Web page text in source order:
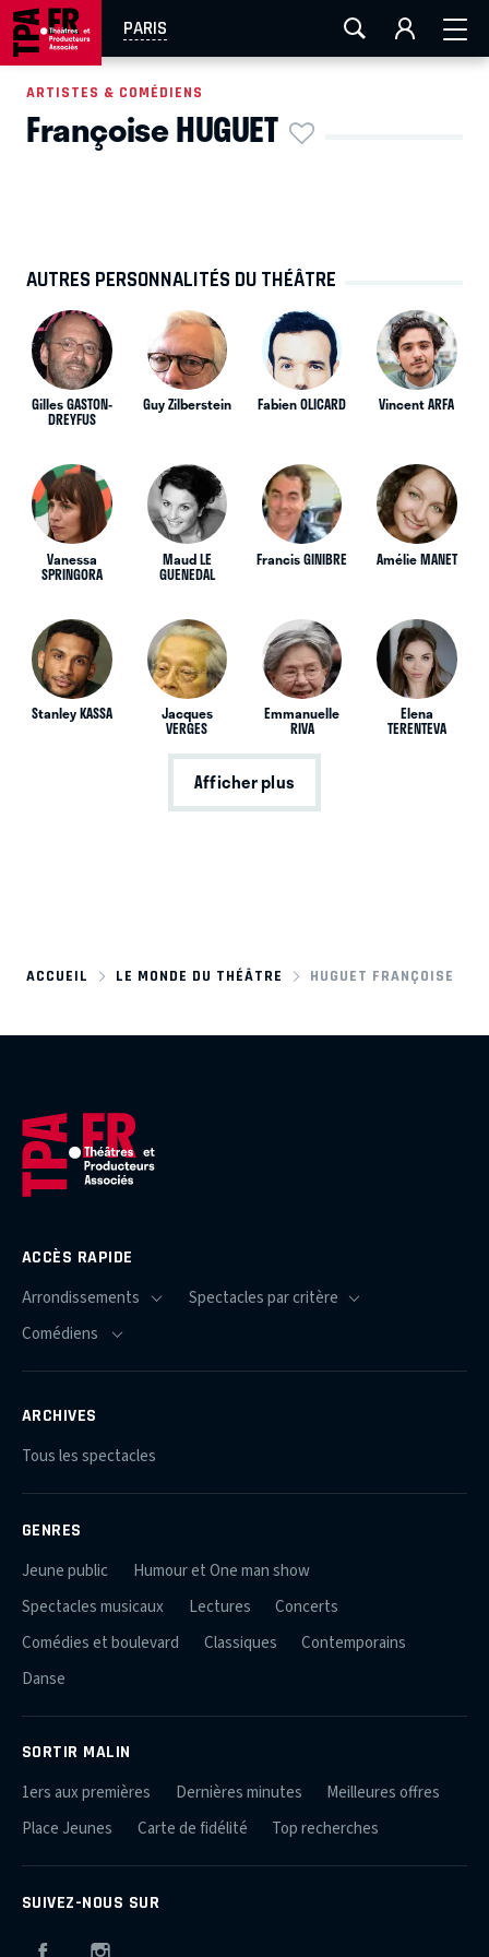
PARIS
AIX-MARSEILLE LA ROCHELLE
EN TOURNÉE
ARTISTES & COMÉDIENS
Françoise HUGUET
AUTRES PERSONNALITÉS DU THÉÂTRE
Gilles GASTON-
DREYFUS
Guy Zilberstein Fabien OLICARD Vincent ARFA
Vanessa
SPRINGORA
Maud LE
GUENEDAL
Francis GINIBRE Amélie MANET
Stanley KASSA Jacques
VERGES
Emmanuelle
RIVA
Elena
TERENTEVA
Afficher plus
ACCUEIL LE MONDE DU THÉÂTRE HUGUET FRANÇOISE
ACCÈS RAPIDE
ARCHIVES
Tous les spectacles
GENRES
Jeune public
Humour et One man show
Spectacles musicaux
Lectures
Concerts
Comédies et boulevard
Classiques
Contemporains
Danse
SORTIR MALIN
1ers aux premières Dernières minutes
Meilleures offres
Place Jeunes
Carte de fidélité Top recherches
SUIVEZ-NOUS SUR
Facebook